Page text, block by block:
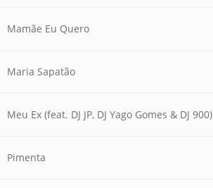
Mamãe Eu Quero
Maria Sapatão
Meu Ex (feat. DJ JP, DJ Yago Gomes & DJ 900)
Pimenta